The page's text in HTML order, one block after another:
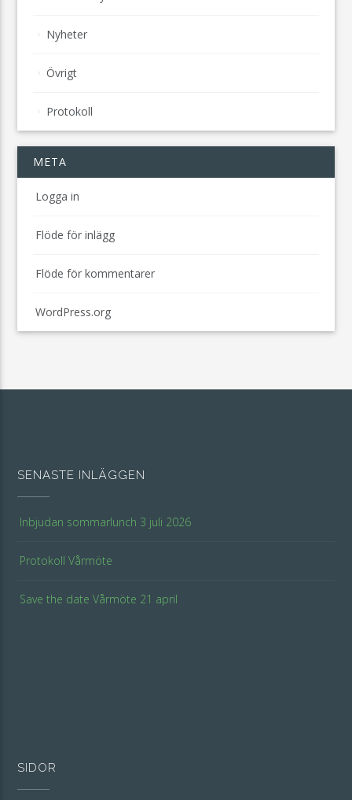
Nyheter
Övrigt
Protokoll
META
Logga in
Flöde för inlägg
Flöde för kommentarer
WordPress.org
SENASTE INLÄGGEN
Inbjudan sommarlunch 3 juli 2026
Protokoll Vårmöte
Save the date Vårmöte 21 april
SIDOR